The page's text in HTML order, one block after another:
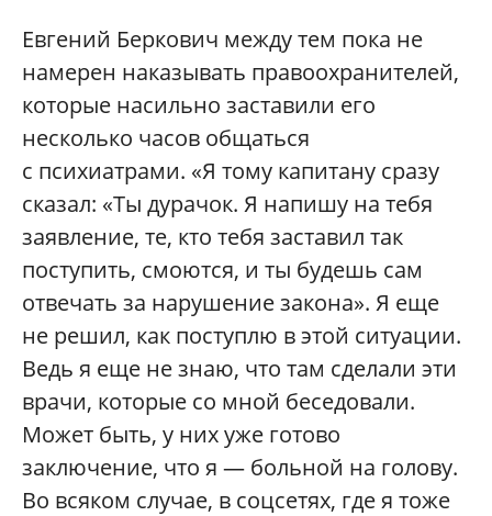
Евгений Беркович между тем пока не
намерен наказывать правоохранителей,
которые насильно заставили его
несколько часов общаться
с психиатрами. «Я тому капитану сразу
сказал: «Ты дурачок. Я напишу на тебя
заявление, те, кто тебя заставил так
поступить, смоются, и ты будешь сам
отвечать за нарушение закона». Я еще
не решил, как поступлю в этой ситуации.
Ведь я еще не знаю, что там сделали эти
врачи, которые со мной беседовали.
Может быть, у них уже готово
заключение, что я — больной на голову.
Во всяком случае, в соцсетях, где я тоже